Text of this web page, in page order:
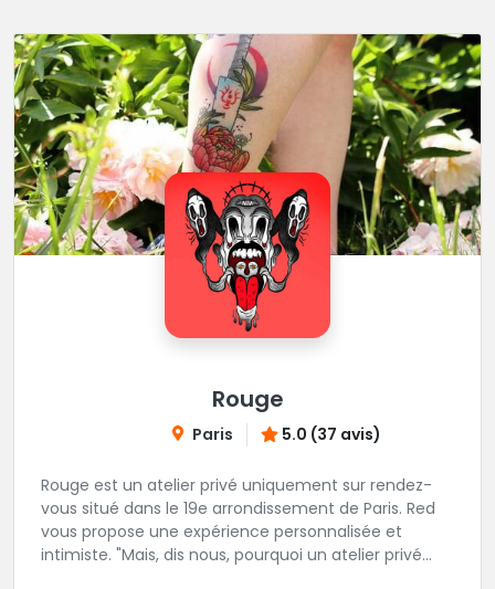
Rouge
Paris 5.0 (37 avis)
Rouge est un atelier privé uniquement sur rendez-
vous situé dans le 19e arrondissement de Paris. Red
vous propose une expérience personnalisée et
intimiste. "Mais, dis nous, pourquoi un atelier privé